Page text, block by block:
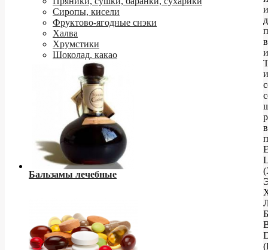
Сиропы, кисели
Фруктово-ягодные снэки
Халва
Хрумстики
Шоколад, какао
Бальзамы лечебные